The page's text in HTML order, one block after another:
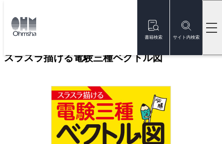
書籍検索 サイト内検索
トップ
スラスラ描ける電験三種ベクトル図